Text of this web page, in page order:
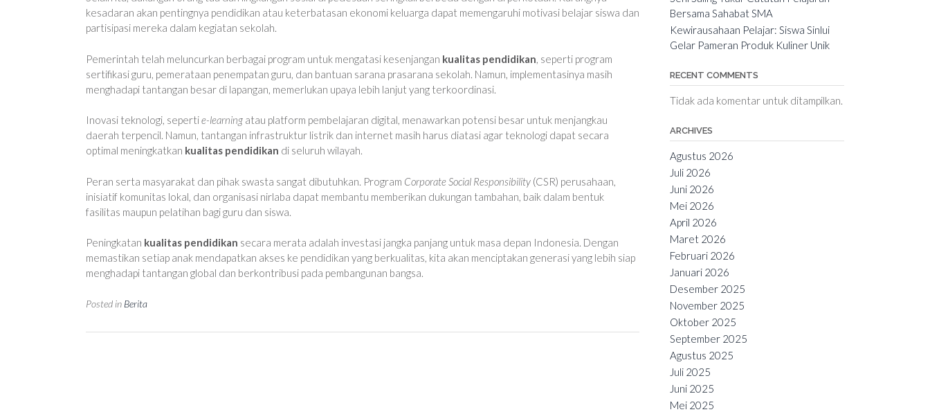
kesadaran akan pentingnya pendidikan atau keterbatasan ekonomi keluarga dapat memengaruhi motivasi belajar siswa dan
partisipasi mereka dalam kegiatan sekolah.
Pemerintah telah meluncurkan berbagai program untuk mengatasi kesenjangan kualitas pendidikan , seperti program
sertifikasi guru, pemerataan penempatan guru, dan bantuan sarana prasarana sekolah. Namun, implementasinya masih
menghadapi tantangan besar di lapangan, memerlukan upaya lebih lanjut yang terkoordinasi.
Inovasi teknologi, sepertie-learning atau platform pembelajaran digital, menawarkan potensi besar untuk menjangkau
daerah terpencil. Namun, tantangan infrastruktur listrik dan internet masih harus diatasi agar teknologi dapat secara
optimal meningkatkan kualitas pendidikan di seluruh wilayah.
Peran serta masyarakat dan pihak swasta sangat dibutuhkan. Program Corporate Social Responsibility (CSR) perusahaan,
inisiatif komunitas lokal, dan organisasi nirlaba dapat membantu memberikan dukungan tambahan, baik dalam bentuk
fasilitas maupun pelatihan bagi guru dan siswa.
Peningkatan kualitas pendidikan secara merata adalah investasi jangka panjang untuk masa depan Indonesia. Dengan
memastikan setiap anak mendapatkan akses ke pendidikan yang berkualitas, kita akan menciptakan generasi yang lebih siap
menghadapi tantangan global dan berkontribusi pada pembangunan bangsa.
Posted in Berita
Bersama Sahabat SMA
Kewirausahaan Pelajar: Siswa Sinlui
Gelar Pameran Produk Kuliner Unik
RECENT COMMENTS
Tidak ada komentar untuk ditampilkan.
ARCHIVES
Agustus 2026
Juli 2026
Juni 2026
Mei 2026
April 2026
Maret 2026
Februari 2026
Januari 2026
Desember 2025
November 2025
Oktober 2025
September 2025
Agustus 2025
Juli 2025
Juni 2025
Mei 2025